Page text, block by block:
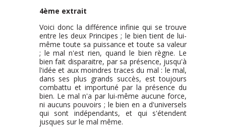
4ème extrait
Voici donc la différence infinie qui se trouve
entre les deux Principes ; le bien tient de lui-
même toute sa puissance et toute sa valeur
; le mal n'est rien, quand le bien règne. Le
bien fait disparaitre, par sa présence, jusqu'à
l'idée et aux moindres traces du mal : le mal,
dans ses plus grands succès, est toujours
combattu et importuné par la présence du
bien. Le mal n'a par lui-même aucune force,
ni aucuns pouvoirs ; le bien en a d'universels
qui sont indépendants, et qui s'étendent
jusques sur le mal même.